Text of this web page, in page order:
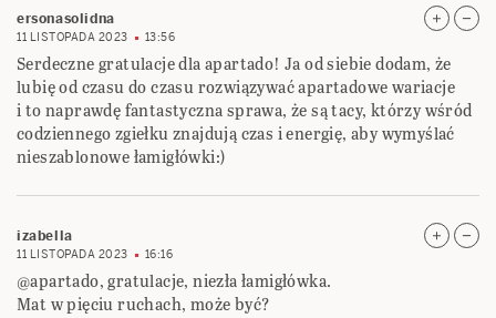
ersonasolidna
11 LISTOPADA 2023 13:56
Serdeczne gratulacje dla apartado! Ja od siebie dodam, że
lubię od czasu do czasu rozwiązywać apartadowe wariacje
i to naprawdę fantastyczna sprawa, że są tacy, którzy wśród
codziennego zgiełku znajdują czas i energię, aby wymyślać
nieszablonowe łamigłówki:)
izabella
11 LISTOPADA 2023 16:16
@apartado, gratulacje, niezła łamigłówka.
Mat w pięciu ruchach, może być?